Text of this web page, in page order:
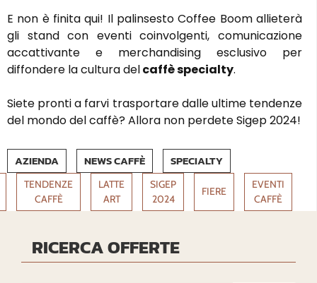
E non è finita qui! Il palinsesto Coffee Boom allieterà
gli stand con eventi coinvolgenti, comunicazione
accattivante e merchandising esclusivo per
diffondere la cultura delcaffè specialty.
Siete pronti a farvi trasportare dalle ultime tendenze
del mondo del caffè? Allora non perdete Sigep 2024!
AZIENDA NEWS CAFFÈ SPECIALTY
TENDENZE
CAFFÈ
LATTE
ART
SIGEP
2024
FIERE
EVENTI
CAFFÈ
RICERCA OFFERTE